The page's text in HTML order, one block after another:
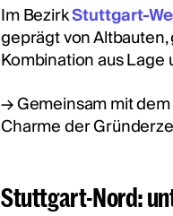
Im BezirkStuttgart-
geprägt von
Kombination aus
→ Gemeinsam mit
Charme der
Stuttgart-Nord: